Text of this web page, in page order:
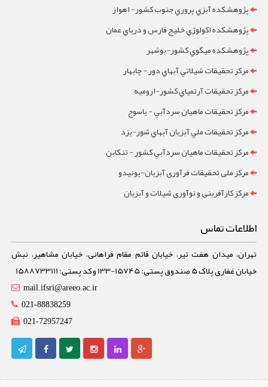
پژوهشکده آبزي پروري جنوب کشور- اهواز
پژوهشکده اکولوژي خليج فارس و درياي عمان
پژوهشکده ميگوي کشور-بوشهر
مرکز تحقيقات شيلاتي آبهاي دور - چابهار
مرکز تحقيقات آرتمياي کشور-ارومیه
مرکز تحقيقات ماهيان سردآبي - ياسوج
مرکز تحقيقات ملي آبزيان آبهاي شور-یزد
مرکز تحقيقات ماهيان سردآبي کشور - تنکابن
مرکز ملی تحقیقات فرآوری آبزیان-یونیدو
مرکز کارآفرینی و نوآوری شیلات و آبزیان
اطلاعات تماس
تهران، میدان هفت تیر، خیابان قائم مقام فراهانی، خیابان مشاهیر، نبش
خیابان غفاری پلاک 5 صندوق پستی: 15745-133 و کد پستی: 1588733111
mail.ifsri@areeo.ac.ir
021-88838259
021-72957247